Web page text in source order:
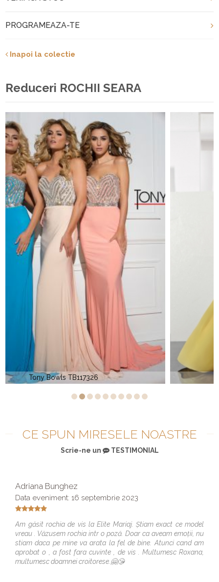
PROGRAMEAZA-TE
Inapoi la colectie
Reduceri ROCHII SEARA
Xcite 30005
CE SPUN MIRESELE NOASTRE
Scrie-ne un TESTIMONIAL
Adriana Bunghez
Data eveniment: 16 septembrie 2023
Am găsit rochia de vis la Elite Mariaj. Știam exact ce model
vreau . Văzusem rochia intr o poză. Doar ca aveam emoții, nu
stiam daca pe mine va arata la fel de bine. Atunci cand am
aprobat o , a fost fara cuvinte , de vis . Multumesc Roxana,
multumesc doamnei croitorese.🤗😘